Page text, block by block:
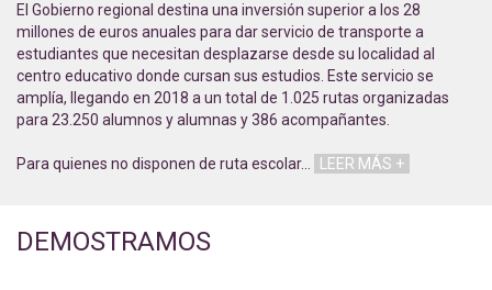
El Gobierno regional destina una inversión superior a los 28
millones de euros anuales para dar servicio de transporte a
estudiantes que necesitan desplazarse desde su localidad al
centro educativo donde cursan sus estudios. Este servicio se
amplía, llegando en 2018 a un total de 1.025 rutas organizadas
para 23.250 alumnos y alumnas y 386 acompañantes.
Para quienes no disponen de ruta escolar… LEER MÁS +
DEMOSTRAMOS